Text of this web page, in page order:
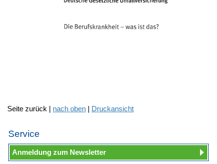
Seite zurück | nach oben | Druckansicht
Service
Anmeldung zum Newsletter